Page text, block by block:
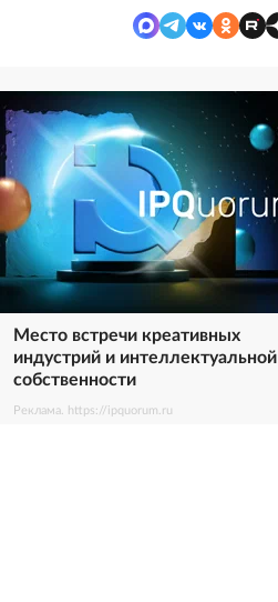
Место встречи креативных
индустрий и интеллектуальной
собственности
Реклама. https://ipquorum.ru